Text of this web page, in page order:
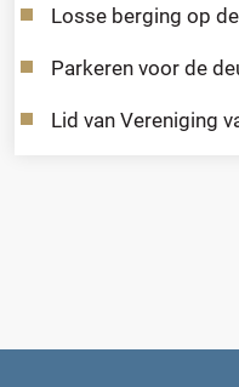
Losse berging op
Parkeren voor de
Lid van Vereniging